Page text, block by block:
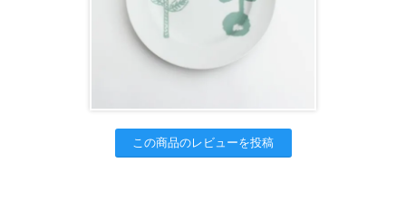
この商品のレビューを投稿